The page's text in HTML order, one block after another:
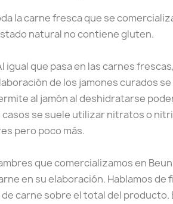
la carne fresca que se
natural no contiene gluten.
igual que pasa en las carnes
de los jamones curados
al jamón al deshidratarse
casos se suele utilizar nitratos o
pero poco más.
que comercializamos en
en su elaboración. Hablamos
de carne sobre el total del